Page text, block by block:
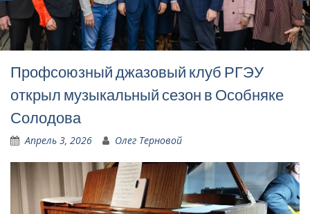
Профсоюзный джазовый клуб РГЭУ
открыл музыкальный сезон в Особняке
Солодова
Апрель 3, 2026 Олег Терновой